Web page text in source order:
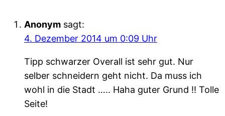
Anonym sagt:
4. Dezember 2014 um 0:09 Uhr
Tipp schwarzer Overall ist sehr gut. Nur
selber schneidern geht nicht. Da muss ich
wohl in die Stadt ….. Haha guter Grund !! Tolle
Seite!